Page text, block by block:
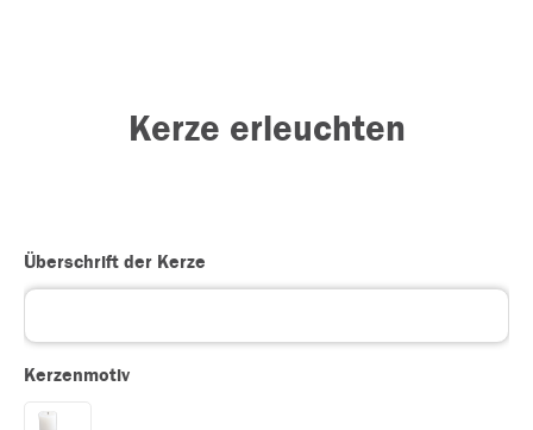
Kerze erleuchten
Überschrift der Kerze
Kerzenmotiv